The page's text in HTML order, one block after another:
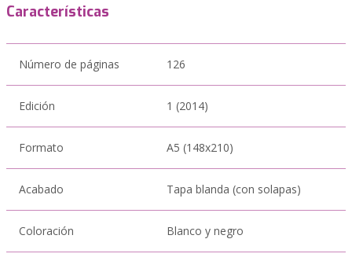
Características
Número de páginas 126
Edición 1 (2014)
Formato A5 (148x210)
Acabado Tapa blanda (con solapas)
Coloración Blanco y negro